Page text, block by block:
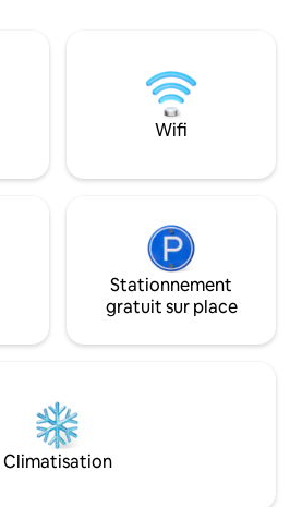
une cuisine
grande terrasse,
bain privative
Wifi
Stationnement
gratuit sur place
Climatisation